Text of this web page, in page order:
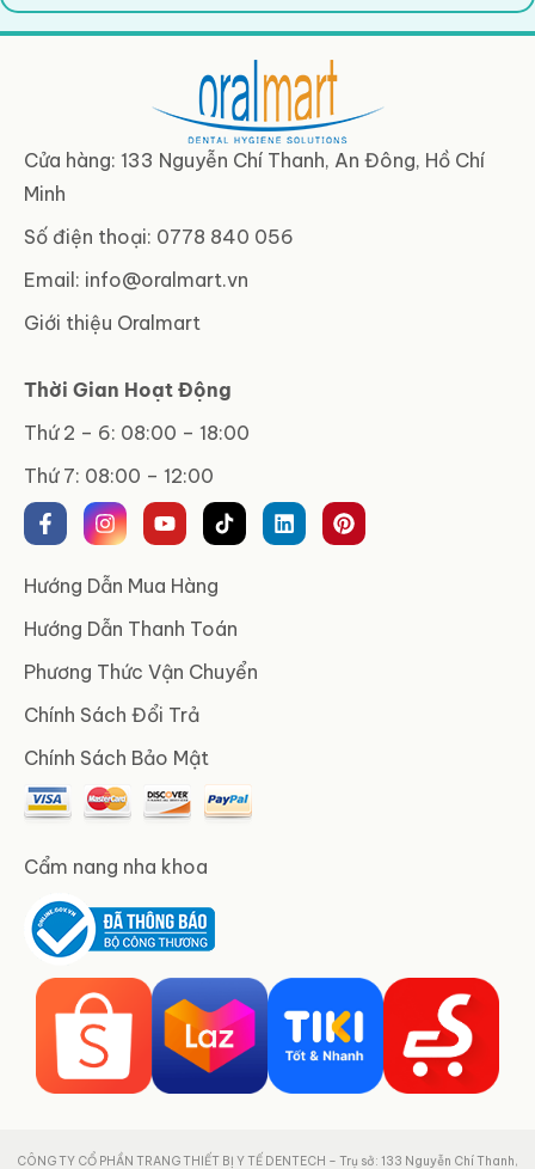
Cửa hàng: 133 Nguyễn Chí Thanh, An Đông, Hồ Chí
Minh
Số điện thoại: 0778 840 056
Email: info@oralmart.vn
Giới thiệu Oralmart
Thời Gian Hoạt Động
Thứ 2 – 6: 08:00 – 18:00
Thứ 7: 08:00 – 12:00
Hướng Dẫn Mua Hàng
Hướng Dẫn Thanh Toán
Phương Thức Vận Chuyển
Chính Sách Đổi Trả
Chính Sách Bảo Mật
Cẩm nang nha khoa
CÔNG TY CỔ PHẦN TRANG THIẾT BỊ Y TẾ DENTECH – Trụ sở: 133 Nguyễn Chí Thanh,